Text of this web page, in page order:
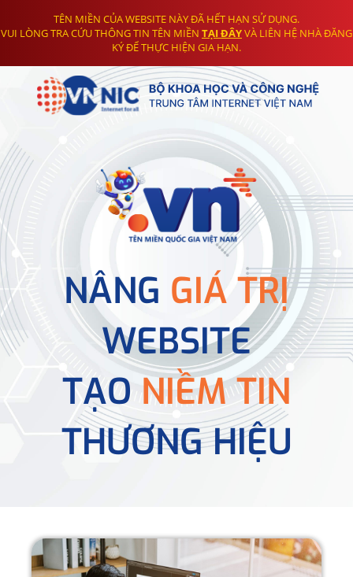
TÊN MIỀN CỦA WEBSITE NÀY ĐÃ HẾT HẠN SỬ DỤNG.
VUI LÒNG TRA CỨU THÔNG TIN TÊN MIỀN TẠI ĐÂYVÀ LIÊN HỆ NHÀ ĐĂNG
KÝ ĐỂ THỰC HIỆN GIA HẠN.
NÂNG GIÁ TRỊ
WEBSITE
TẠONIỀM TIN
THƯƠNG HIỆU